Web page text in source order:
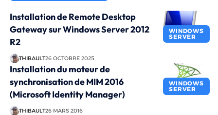
WINDOWS
SERVER
Installation de Remote Desktop
Gateway sur Windows Server 2012
R2
THIBAULT26 OCTOBRE 2025
WINDOWS
SERVER
Installation du moteur de
synchronisation de MIM 2016
(Microsoft Identity Manager)
THIBAULT26 MARS 2016